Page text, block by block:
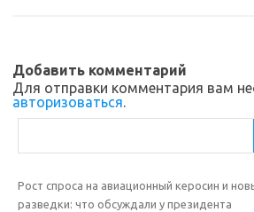
i
k
k
и
т
Добавить комментарий
Для отправки комментария вам
авторизоваться.
Рост спроса на авиационный керосин и
разведки: что обсуждали у президента